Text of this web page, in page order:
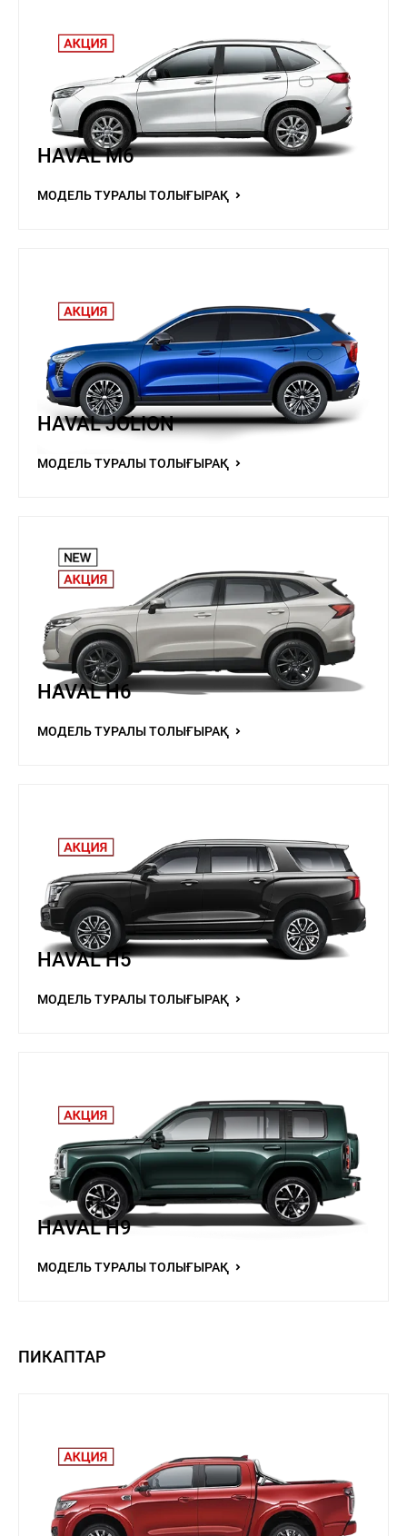
HAVAL M6
МОДЕЛЬ ТУРАЛЫ ТОЛЫҒЫРАҚ
HAVAL JOLION
МОДЕЛЬ ТУРАЛЫ ТОЛЫҒЫРАҚ
HAVAL H6
МОДЕЛЬ ТУРАЛЫ ТОЛЫҒЫРАҚ
HAVAL H5
МОДЕЛЬ ТУРАЛЫ ТОЛЫҒЫРАҚ
HAVAL H9
МОДЕЛЬ ТУРАЛЫ ТОЛЫҒЫРАҚ
ПИКАПТАР